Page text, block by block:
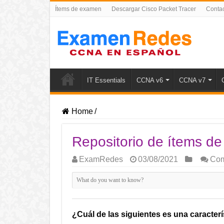
Ítems de examen Descargar Cisco Packet Tracer
IT Essentials CCNA v6 CCNA v7
Home /
Repositorio de ítems
ExamRedes 03/08/2021
¿Cuál de las siguientes es una